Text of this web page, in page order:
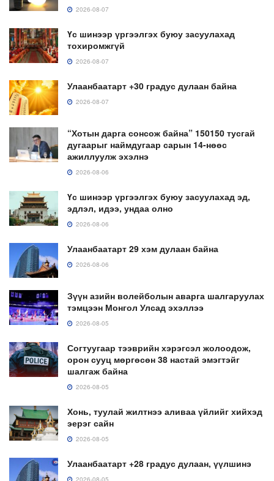
2026-08-07
Үс шинээр үргээлгэх буюу засуулахад
тохиромжгүй
2026-08-07
Улаанбаатарт +30 градус дулаан байна
2026-08-07
“Хотын дарга сонсож байна” 150150 тусгай
дугаарыг наймдугаар сарын 14-нөөс
ажиллуулж эхэлнэ
2026-08-06
Үс шинээр үргээлгэх буюу засуулахад эд,
эдлэл, идээ, ундаа олно
2026-08-06
Улаанбаатарт 29 хэм дулаан байна
2026-08-06
Зүүн азийн волейболын аварга шалгаруулах
тэмцээн Монгол Улсад эхэллээ
2026-08-05
Согтуугаар тээврийн хэрэгсэл жолоодож,
орон сууц мөргөсөн 38 настай эмэгтэйг
шалгаж байна
2026-08-05
Хонь, туулай жилтнээ аливаа үйлийг хийхэд
эерэг сайн
2026-08-05
Улаанбаатарт +28 градус дулаан, үүлшинэ
2026-08-05